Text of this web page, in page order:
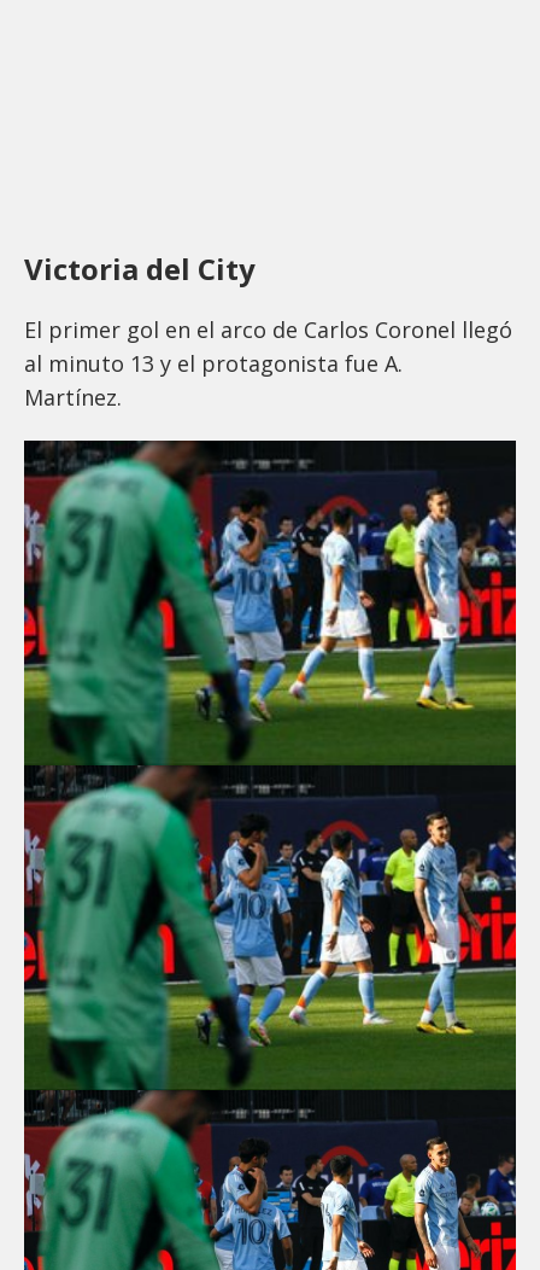
Victoria del City
El primer gol en el arco de Carlos Coronel llegó
al minuto 13 y el protagonista fue A.
Martínez.